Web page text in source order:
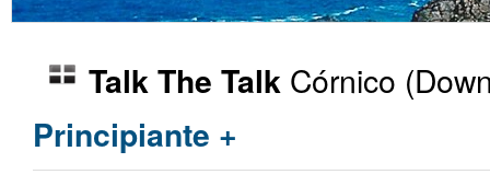
Talk The Talk Córnico
Principiante +